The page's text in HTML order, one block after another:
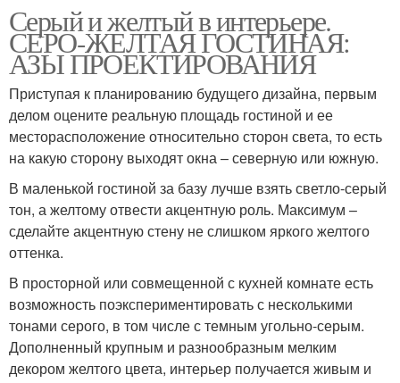
Серый и желтый в интерьере.
СЕРО-ЖЕЛТАЯ ГОСТИНАЯ:
АЗЫ ПРОЕКТИРОВАНИЯ
Приступая к планированию будущего дизайна, первым
делом оцените реальную площадь гостиной и ее
месторасположение относительно сторон света, то есть
на какую сторону выходят окна – северную или южную.
В маленькой гостиной за базу лучше взять светло-серый
тон, а желтому отвести акцентную роль. Максимум –
сделайте акцентную стену не слишком яркого желтого
оттенка.
В просторной или совмещенной с кухней комнате есть
возможность поэкспериментировать с несколькими
тонами серого, в том числе с темным угольно-серым.
Дополненный крупным и разнообразным мелким
декором желтого цвета, интерьер получается живым и